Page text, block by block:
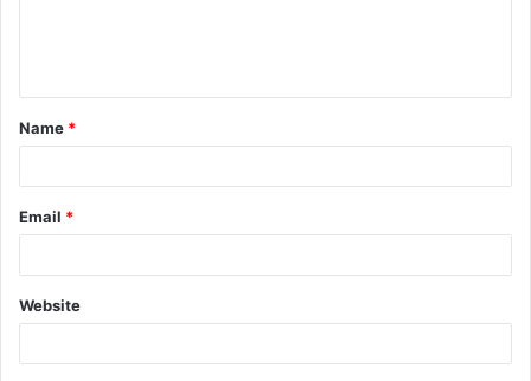
Name *
Email *
Website